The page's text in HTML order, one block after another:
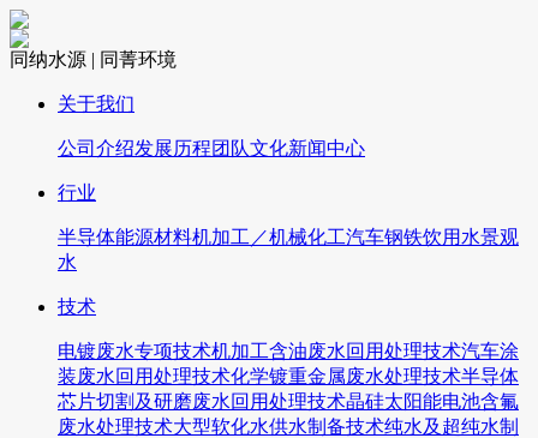
同纳水源 | 同菁环境
关于我们
公司介绍发展历程团队文化新闻中心
行业
半导体能源材料机加工／机械化工汽车钢铁饮用水景观
水
技术
电镀废水专项技术机加工含油废水回用处理技术汽车涂
装废水回用处理技术化学镀重金属废水处理技术半导体
芯片切割及研磨废水回用处理技术晶硅太阳能电池含氟
废水处理技术大型软化水供水制备技术纯水及超纯水制